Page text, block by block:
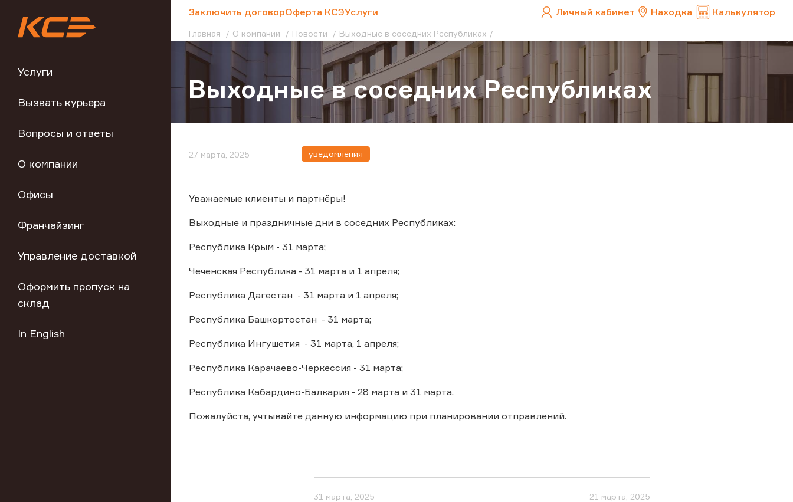
Услуги
Вызвать курьера
Вопросы и ответы
О компании
Офисы
Франчайзинг
Управление доставкой
Оформить пропуск на
склад
In English
Заключить договорОферта КСЭУслуги Личный кабинет Находка Калькулятор
Главная О компании Новости Выходные в соседних Республиках
Выходные в соседних Республиках
27 марта, 2025 уведомления
Уважаемые клиенты и партнёры!
Выходные и праздничные дни в соседних Республиках:
Республика Крым - 31 марта;
Чеченская Республика - 31 марта и 1 апреля;
Республика Дагестан - 31 марта и 1 апреля;
Республика Башкортостан - 31 марта;
Республика Ингушетия - 31 марта, 1 апреля;
Республика Карачаево-Черкессия - 31 марта;
Республика Кабардино-Балкария - 28 марта и 31 марта.
Пожалуйста, учтывайте данную информацию при планировании отправлений.
31 марта, 2025 21 марта, 2025